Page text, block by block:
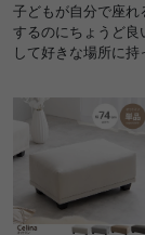
子どもが自分で座れ
するのにちょうど
して好きな場所に持